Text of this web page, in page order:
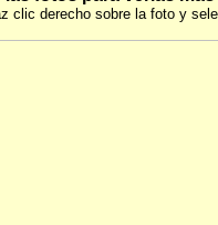
clic derecho sobre la foto y